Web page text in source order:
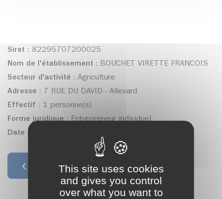
This site uses cookies
and gives you control
over what you want to
Siret : 82295707200025
Nom de l'établissement : BOUCHET VIRETTE FRANCOIS
Secteur d'activité : Agriculture
Adresse : 7 RUE DU DAVID - Allevard
Effectif : 1 personne(s)
Forme juridique :Entrepreneur individuel
Date de création :
Retour à la liste